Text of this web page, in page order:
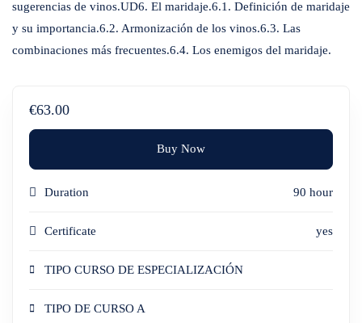
sugerencias de vinos.UD6. El maridaje.6.1. Definición de maridaje
y su importancia.6.2. Armonización de los vinos.6.3. Las
combinaciones más frecuentes.6.4. Los enemigos del maridaje.
€63.00
Buy Now
Duration 90 hour
Certificate yes
TIPO CURSO DE ESPECIALIZACIÓN
TIPO DE CURSO A